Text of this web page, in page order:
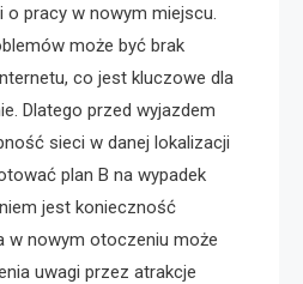
o pracy w nowym miejscu.
może być brak
co jest kluczowe dla
Dlatego przed wyjazdem
sieci w danej lokalizacji
plan B na wypadek
jest konieczność
w nowym otoczeniu może
uwagi przez atrakcje